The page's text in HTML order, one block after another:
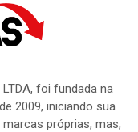
foi fundada na
2009, iniciando sua
próprias, mas,